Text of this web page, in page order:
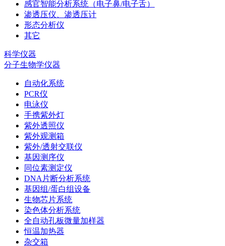
感官智能分析系统（电子鼻/电子舌）
渗透压仪、渗透压计
形态分析仪
其它
科学仪器
分子生物学仪器
自动化系统
PCR仪
电泳仪
手携紫外灯
紫外透照仪
紫外观测箱
紫外/透射交联仪
基因测序仪
同位素测定仪
DNA片断分析系统
基因组/蛋白组设备
生物芯片系统
染色体分析系统
全自动孔板微量加样器
恒温加热器
杂交箱